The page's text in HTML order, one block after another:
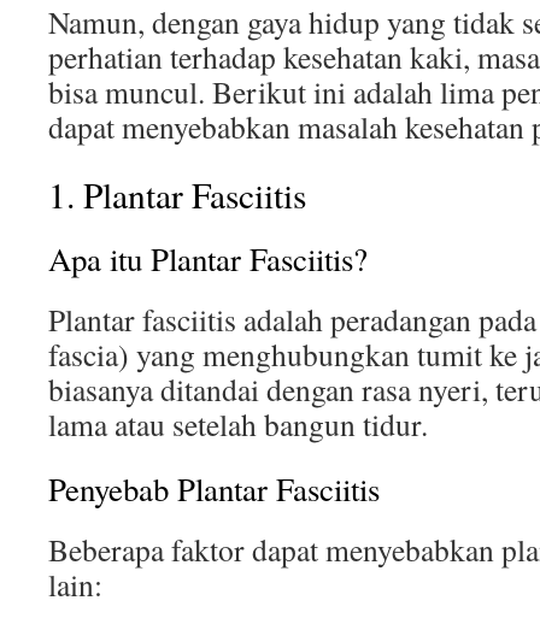
Namun, dengan gaya hidup yang tidak
perhatian terhadap kesehatan kaki,
bisa muncul. Berikut ini adalah lima
dapat menyebabkan masalah
1. Plantar Fasciitis
Apa itu Plantar Fasciitis?
Plantar fasciitis adalah peradangan
fascia) yang menghubungkan tumit
biasanya ditandai dengan rasa nyeri,
lama atau setelah bangun tidur.
Penyebab Plantar Fasciitis
Beberapa faktor dapat menyebabkan
lain: